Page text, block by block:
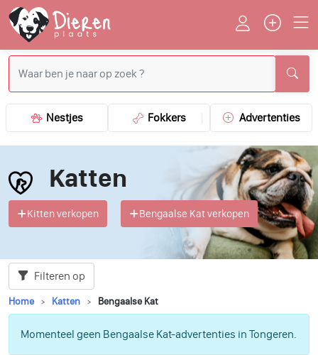
Nestjes Fokkers Advertenties
Katten
Kitten verkopen Bengaalse Kat verkopen
Filteren op
Home Katten Bengaalse Kat
Momenteel geen Bengaalse Kat-advertenties in Tongeren.